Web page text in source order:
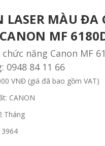
LASER MÀU ĐA
MF
chức năng Canon MF
0948 84 11 66
VNĐ (giá đã bao gồm VAT)
CANON
Tháng